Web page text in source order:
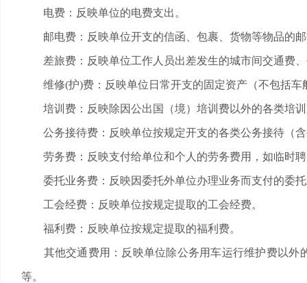
电费：反映单位的电费支出。
邮电费：反映单位开支的信函、包裹、货物等物品的邮
差旅费：反映单位工作人员出差发生的城市间交通费、
维修(护)费：反映单位日常开支的固定资产（不包括车
培训费：反映除因公出国（境）培训费以外的各类培
公务接待费：反映单位按规定开支的各类公务接待（含
劳务费：反映支付给单位和个人的劳务费用，如临时聘
委托业务费：反映因委托外单位办理业务而支付的委托
工会经费：反映单位按规定提取的工会经费。
福利费：反映单位按规定提取的福利费。
其他交通费用：反映单位除公务用车运行维护费以外
等。